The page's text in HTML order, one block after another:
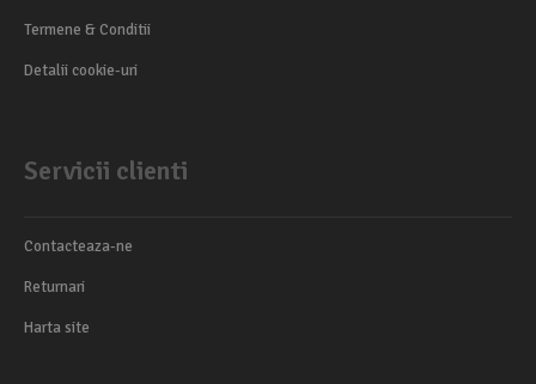
Termene & Conditii
Detalii cookie-uri
Servicii clienti
Contacteaza-ne
Returnari
Harta site